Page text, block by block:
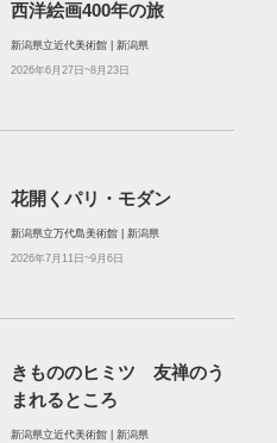
西洋絵画400年の旅
新潟県立近代美術館 | 新潟県
2026年6月27日~8月23日
花開くパリ・モダン
新潟県立万代島美術館 | 新潟県
2026年7月11日~9月6日
きもののヒミツ 友禅のう
まれるところ
新潟県立近代美術館 | 新潟県